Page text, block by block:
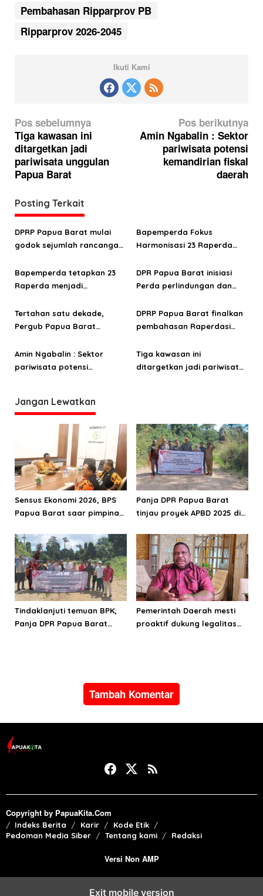
Pembahasan Ripparprov PB
Ripparprov 2026-2045
Ikuti Kami
N
a
v
i
a
s
i
o
s
Pos sebelumnya
Tiga kawasan ini
ditargetkan jadi
pariwisata unggulan
Papua Barat
Pos berikutnya
Amin Ngabalin : Sektor
pariwisata potensi
kemandirian fiskal
daerah
Posting Terkait
DPRP Papua Barat mulai
godok sejumlah rancangan
2026
Bapemperda Fokus
Harmonisasi 23 Raperda
Propemperda 2026
Bapemperda tetapkan 23
Raperda menjadi
DPR Papua Barat inisiasi
Perda perlindungan dan
keagamaan
Tertahan satu dekade,
Pergub Papua Barat
Raperdasi
DPRP Papua Barat finalkan
pembahasan Raperdasi
menanti
Amin Ngabalin : Sektor
pariwisata potensi
Tiga kawasan ini
ditargetkan jadi pariwisata
Jangan Lewatkan
Sensus Ekonomi 2026, BPS
Papua Barat saar pimpinan
Panja DPR Papua Barat
tinjau proyek APBD 2025 di
Bintuni
Tindaklanjuti temuan BPK,
Panja DPR Papua Barat
Pemerintah Daerah mesti
proaktif dukung legalitas
Tambah Komentar
Copyright by PapuaKita.Com
Indeks Berita Karir
Kode Etik
Pedoman Media Siber
Tentang kami Redaksi
Versi Non AMP
Exit mobile version